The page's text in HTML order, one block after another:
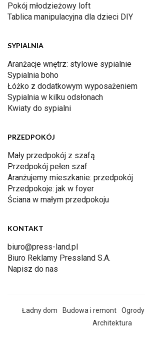
Pokój młodzieżowy loft
Tablica manipulacyjna dla dzieci DIY
SYPIALNIA
Aranżacje wnętrz: stylowe sypialnie
Sypialnia boho
Łóżko z dodatkowym wyposażeniem
Sypialnia w kilku odsłonach
Kwiaty do sypialni
PRZEDPOKÓJ
Mały przedpokój z szafą
Przedpokój pełen szaf
Aranżujemy mieszkanie: przedpokój
Przedpokoje: jak w foyer
Ściana w małym przedpokoju
KONTAKT
biuro@press-land.pl
Biuro Reklamy Pressland S.A.
Napisz do nas
Ładny dom Budowa i remont Ogrody
Architektura